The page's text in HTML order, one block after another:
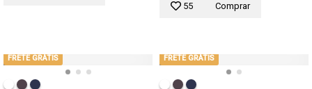
55 Comprar
FRETE GRÁTIS FRETE GRÁTIS